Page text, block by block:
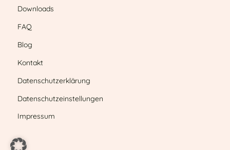
Downloads
FAQ
Blog
Kontakt
Datenschutzerklärung
Datenschutzeinstellungen
Impressum